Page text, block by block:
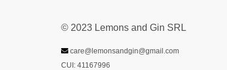
© 2023 Lemons and Gin SRL
care@lemonsandgin@gmail.com
CUI: 41167996